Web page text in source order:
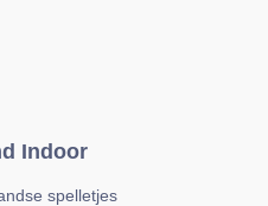
Indoor
spelletjes